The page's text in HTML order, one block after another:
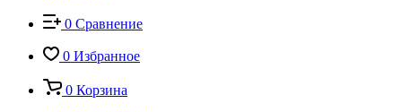
0 Сравнение
0 Избранное
0 Корзина